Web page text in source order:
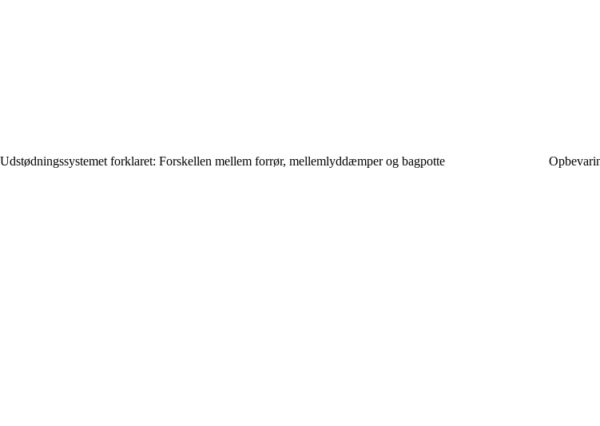
Udstødningssystemet forklaret: Forskellen mellem forrør, mellemlyddæmper og bagpotte